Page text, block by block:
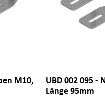
M10,
UBD 002 095 -
Länge 95mm